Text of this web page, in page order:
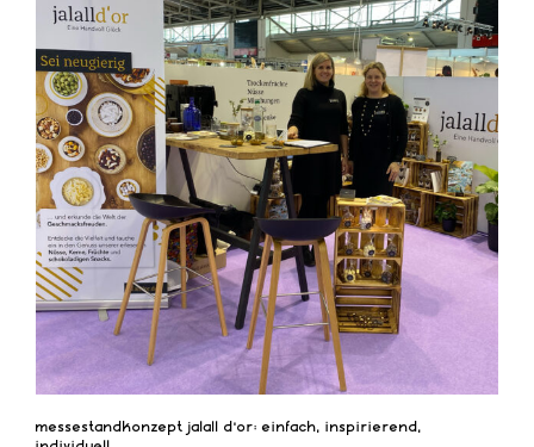
messestandkonzept jalall d’or: einfach, inspirierend,